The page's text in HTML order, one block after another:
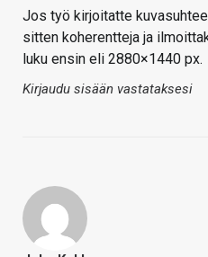
Jos työ kirjoitatte
sitten koherentteja ja
luku ensin eli 2880×1440 px.
Kirjaudu sisään vastataksesi